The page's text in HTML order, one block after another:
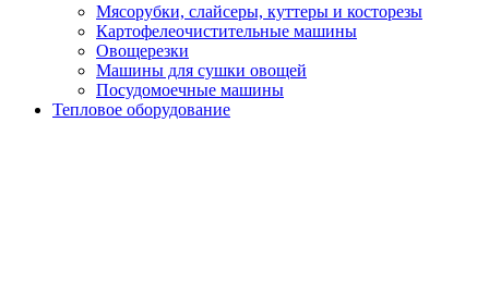
Мясорубки, слайсеры, куттеры и косторезы
Картофелеочистительные машины
Овощерезки
Машины для сушки овощей
Посудомоечные машины
Тепловое оборудование